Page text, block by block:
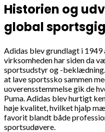
Historien og
global
Adidas blev grundlagt i
virksomheden har siden da
sportsudstyr og -
at lave sportssko sammen
uoverensstemmelse gik de
Puma. Adidas blev hurtigt
høje kvalitet, hvilket hjalp
favorit blandt både
sportsudøvere.